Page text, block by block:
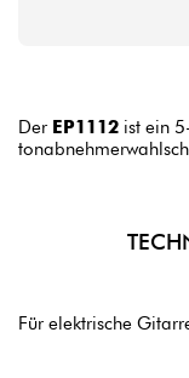
Der EP1112 ist ein
Für elektrische